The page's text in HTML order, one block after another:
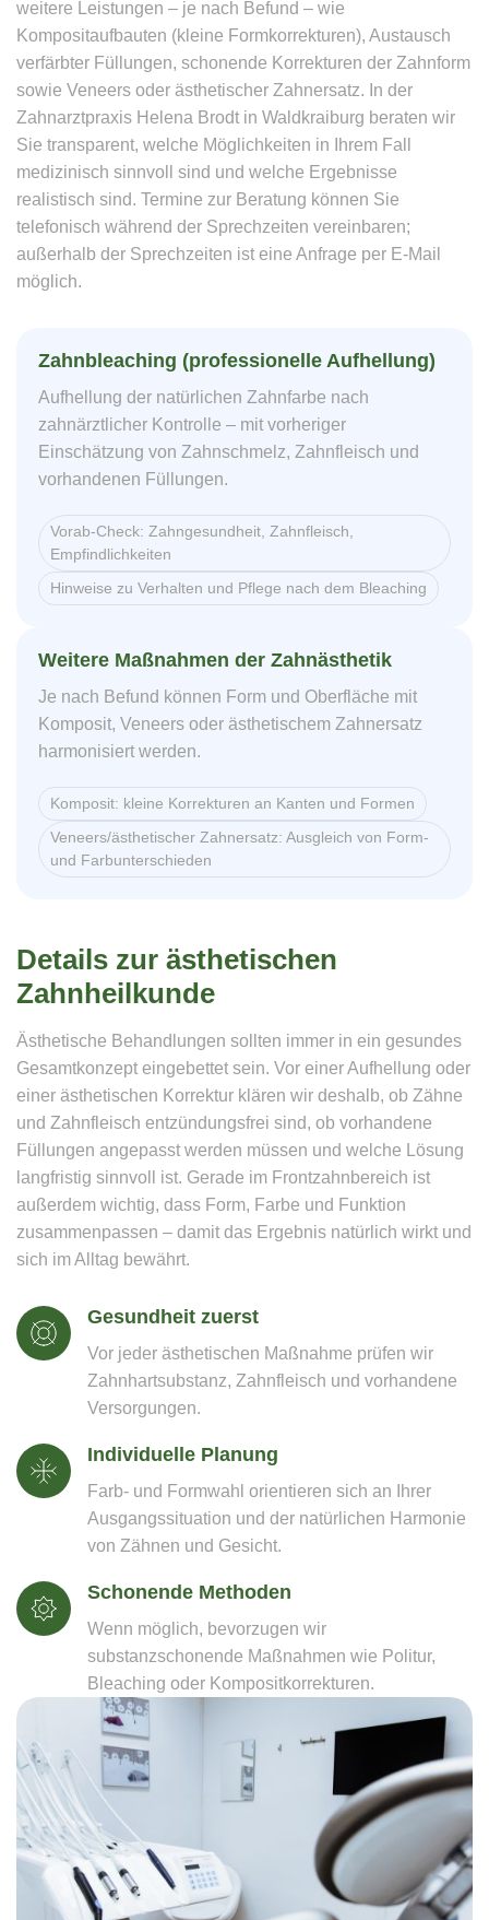
weitere Leistungen – je nach Befund – wie
Kompositaufbauten (kleine Formkorrekturen), Austausch
verfärbter Füllungen, schonende Korrekturen der Zahnform
sowie Veneers oder ästhetischer Zahnersatz. In der
Zahnarztpraxis Helena Brodt in Waldkraiburg beraten wir
Sie transparent, welche Möglichkeiten in Ihrem Fall
medizinisch sinnvoll sind und welche Ergebnisse
realistisch sind. Termine zur Beratung können Sie
telefonisch während der Sprechzeiten vereinbaren;
außerhalb der Sprechzeiten ist eine Anfrage per E-Mail
möglich.
Zahnbleaching (professionelle Aufhellung)
Aufhellung der natürlichen Zahnfarbe nach
zahnärztlicher Kontrolle – mit vorheriger
Einschätzung von Zahnschmelz, Zahnfleisch und
vorhandenen Füllungen.
Vorab-Check: Zahngesundheit, Zahnfleisch,
Empfindlichkeiten
Hinweise zu Verhalten und Pflege nach dem Bleaching
Weitere Maßnahmen der Zahnästhetik
Je nach Befund können Form und Oberfläche mit
Komposit, Veneers oder ästhetischem Zahnersatz
harmonisiert werden.
Komposit: kleine Korrekturen an Kanten und Formen
Veneers/ästhetischer Zahnersatz: Ausgleich von Form-
und Farbunterschieden
Details zur ästhetischen
Zahnheilkunde
Ästhetische Behandlungen sollten immer in ein gesundes
Gesamtkonzept eingebettet sein. Vor einer Aufhellung oder
einer ästhetischen Korrektur klären wir deshalb, ob Zähne
und Zahnfleisch entzündungsfrei sind, ob vorhandene
Füllungen angepasst werden müssen und welche Lösung
langfristig sinnvoll ist. Gerade im Frontzahnbereich ist
außerdem wichtig, dass Form, Farbe und Funktion
zusammenpassen – damit das Ergebnis natürlich wirkt und
sich im Alltag bewährt.
Gesundheit zuerst
Vor jeder ästhetischen Maßnahme prüfen wir
Zahnhartsubstanz, Zahnfleisch und vorhandene
Versorgungen.
Individuelle Planung
Farb- und Formwahl orientieren sich an Ihrer
Ausgangssituation und der natürlichen Harmonie
von Zähnen und Gesicht.
Schonende Methoden
Wenn möglich, bevorzugen wir
substanzschonende Maßnahmen wie Politur,
Bleaching oder Kompositkorrekturen.